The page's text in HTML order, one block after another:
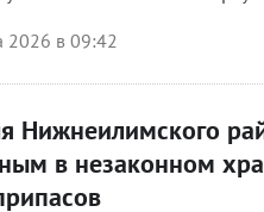
2026 в 09:42
Нижнеилимского
в незаконном